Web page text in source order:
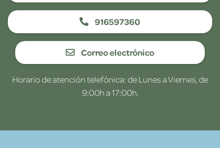
916597360
Correo electrónico
Horario de atención telefónica: de Lunes a Viernes, de
9:00h a 17:00h.